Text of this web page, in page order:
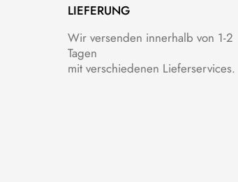
LIEFERUNG
Wir versenden innerhalb von 1-2
Tagen
mit verschiedenen Lieferservices.